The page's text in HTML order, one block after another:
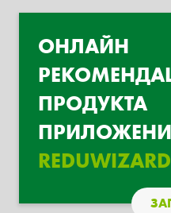
ОНЛАЙН
ПРОДУКТА
REDUWIZARD